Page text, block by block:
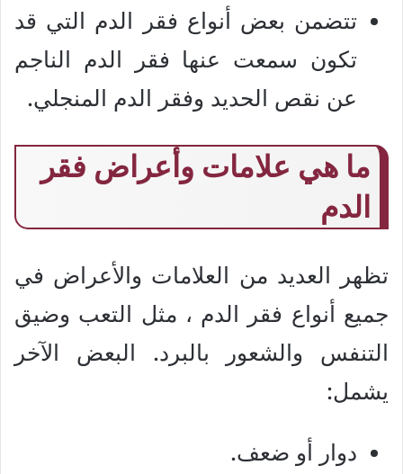
تتضمن بعض أنواع فقر الدم التي قد
تكون سمعت عنها فقر الدم الناجم
عن نقص الحديد وفقر الدم المنجلي.
ما هي علامات وأعراض فقر
الدم
تظهر العديد من العلامات والأعراض في
جميع أنواع فقر الدم ، مثل التعب وضيق
التنفس والشعور بالبرد. البعض الآخر
يشمل:
دوار أو ضعف.